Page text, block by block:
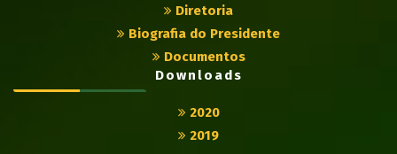
Diretoria
Biografia do Presidente
Documentos
Downloads
2020
2019